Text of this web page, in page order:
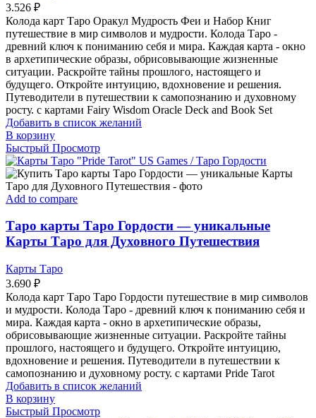
3.526 ₽
Колода карт Таро Оракул Мудрость Феи и Набор Книг
путешествие в мир символов и мудрости. Колода Таро -
древний ключ к пониманию себя и мира. Каждая карта - окно
в архетипические образы, обрисовывающие жизненные
ситуации. Раскройте тайны прошлого, настоящего и
будущего. Откройте интуицию, вдохновение и решения.
Путеводители в путешествии к самопознанию и духовному
росту. с картами Fairy Wisdom Oracle Deck and Book Set
Добавить в список желаний
В корзину
Быстрый Просмотр
Add to compare
Таро карты Таро Гордости — уникальные
Карты Таро для Духовного Путешествия
Карты Таро
3.690 ₽
Колода карт Таро Таро Гордости путешествие в мир символов
и мудрости. Колода Таро - древний ключ к пониманию себя и
мира. Каждая карта - окно в архетипические образы,
обрисовывающие жизненные ситуации. Раскройте тайны
прошлого, настоящего и будущего. Откройте интуицию,
вдохновение и решения. Путеводители в путешествии к
самопознанию и духовному росту. с картами Pride Tarot
Добавить в список желаний
В корзину
Быстрый Просмотр